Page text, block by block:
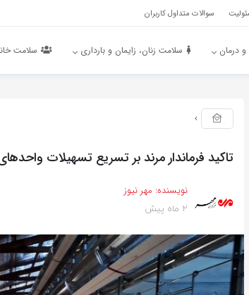
سوالات متداول کاربران
درمان سلامت زنان، زایمان و بارداری سلامت
تاکید فرماندار مرند بر تسریع تسهیلات
نویسنده: مهر نیوز
2 ماه پیش